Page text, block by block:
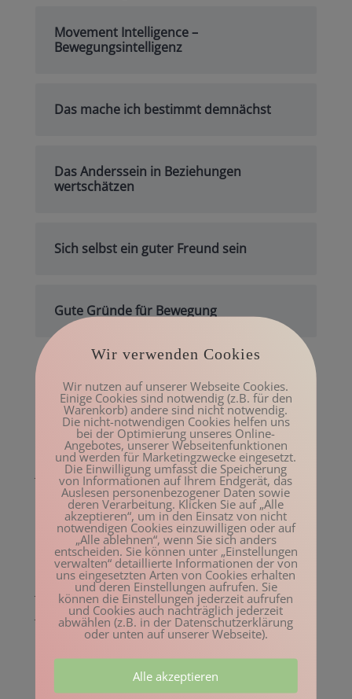
Movement Intelligence –
Bewegungsintelligenz
Das mache ich bestimmt demnächst
Das Anderssein in Beziehungen
wertschätzen
Sich selbst ein guter Freund sein
Gute Gründe für Bewegung
Archiv
Mai 2023
März 2023
Februar 2023
Januar 2023
Dezember 2022
November 2022
Oktober 2022
August 2022
Juli 2022
Juni 2022
April 2022
Wir verwenden Cookies
Wir nutzen auf unserer Webseite Cookies.
Einige Cookies sind notwendig (z.B. für den
Warenkorb) andere sind nicht notwendig.
Die nicht-notwendigen Cookies helfen uns
bei der Optimierung unseres Online-
Angebotes, unserer Webseitenfunktionen
und werden für Marketingzwecke eingesetzt.
Die Einwilligung umfasst die Speicherung
von Informationen auf Ihrem Endgerät, das
Auslesen personenbezogener Daten sowie
deren Verarbeitung. Klicken Sie auf „Alle
akzeptieren“, um in den Einsatz von nicht
notwendigen Cookies einzuwilligen oder auf
„Alle ablehnen“, wenn Sie sich anders
entscheiden. Sie können unter „Einstellungen
verwalten“ detaillierte Informationen der von
uns eingesetzten Arten von Cookies erhalten
und deren Einstellungen aufrufen. Sie
können die Einstellungen jederzeit aufrufen
und Cookies auch nachträglich jederzeit
abwählen (z.B. in der Datenschutzerklärung
oder unten auf unserer Webseite).
Alle akzeptieren